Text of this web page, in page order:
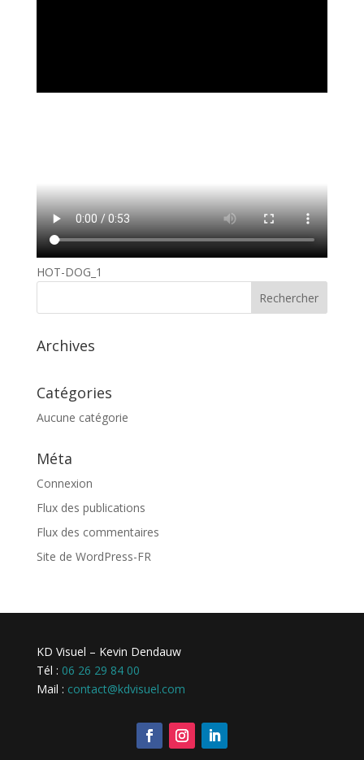
HOT-DOG_1
Archives
Catégories
Aucune catégorie
Méta
Connexion
Flux des publications
Flux des commentaires
Site de WordPress-FR
KD Visuel – Kevin Dendauw
Tél : 06 26 29 84 00
Mail : contact@kdvisuel.com